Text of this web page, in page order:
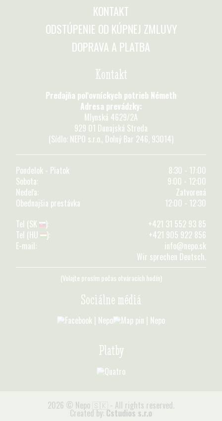
KONTAKT
ODSTÚPENIE OD KÚPNEJ ZMLUVY
DOPRAVA A PLATBA
Kontakt
Predajňa poľovníckych potrieb Németh
Adresa prevádzky:
Mlynská 4629/2A
929 01 Dunajská Streda
(Sídlo: NEPO s.r.o., Dolný Bar 246, 93014)
Pondelok - Piatok
8:30 - 17:00
Sobota:
9:00 - 12:00
Nedeľa:
Zatvorená
Obednajšia prestávka
12:00 - 12:30
Tel (SK
):
+421 31 552 93 85
Tel (HU
):
+421 905 922 856
E-mail:
info@nepo.sk
Wir sprechen Deutsch.
(Volajte prosím počas otváracích hodín)
Sociálne médiá
Platby
2026 © Nepo 🇸🇰 - All rights reserved.
Created by: Cstudios s.r.o